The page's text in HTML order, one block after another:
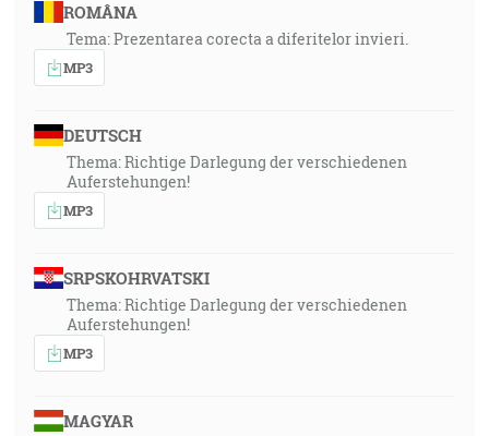
ROMÂNA
Tema: Prezentarea corecta a diferitelor invieri.
MP3
DEUTSCH
Thema: Richtige Darlegung der verschiedenen
Auferstehungen!
MP3
SRPSKOHRVATSKI
Thema: Richtige Darlegung der verschiedenen
Auferstehungen!
MP3
MAGYAR